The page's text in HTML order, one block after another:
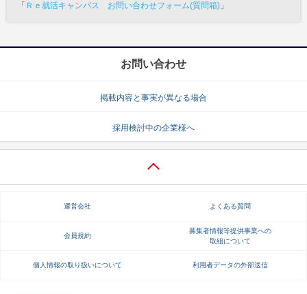
「 Ｒｅ就活キャンパス お問い合わせフォーム(質問箱) 」
お問い合わせ
掲載内容と事実が異なる場合
採用検討中の企業様へ
運営会社 よくある質問
会員規約
募集者情報等提供事業への
取組について
個人情報の取り扱いについて 利用者データの外部送信